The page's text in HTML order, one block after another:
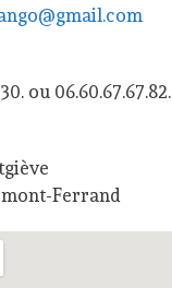
ou 06.60.67.67.82.
Ferrand